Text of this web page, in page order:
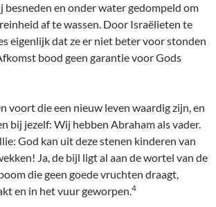
besneden en onder water gedompeld om
af te wassen. Door Israëlieten te
eigenlijk dat ze er niet beter voor stonden
bood geen garantie voor Gods
voort die een nieuw leven waardig zijn, en
bij jezelf: Wij hebben Abraham als vader.
God kan uit deze stenen kinderen van
Ja, de bijl ligt al aan de wortel van de
die geen goede vruchten draagt,
en in het vuur geworpen.4